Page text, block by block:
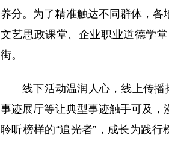
养分。为了精准触达不同群体，
文艺思政课堂、企业职业道德学
街。
线下活动温润人心，线上传播
事迹展厅等让典型事迹触手可及
聆听榜样的“追光者”，成长为践